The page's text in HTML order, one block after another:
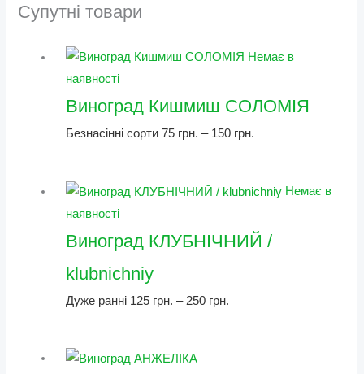
Супутні товари
Немає в
наявності
Виноград Кишмиш СОЛОМІЯ
Безнасінні сорти 75 грн. – 150 грн.
Немає в
наявності
Виноград КЛУБНІЧНИЙ /
klubnichniy
Дуже ранні 125 грн. – 250 грн.